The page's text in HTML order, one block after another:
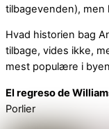
tilbagevenden), men
Hvad historien bag
tilbage, vides ikke,
mest populære i
El regreso de
Porlier